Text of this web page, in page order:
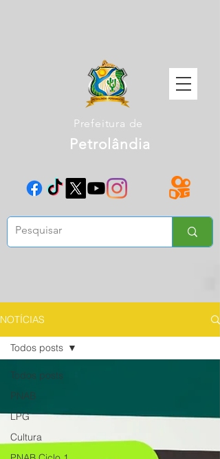
Prefeitura de
Petrolândia
NOTÍCIAS
Todos posts
PNAB
LPG
Cultura
Todos posts